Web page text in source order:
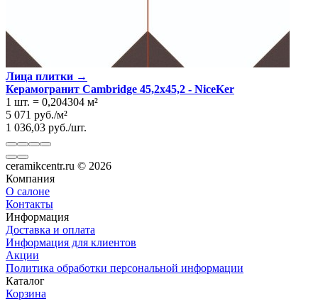
Лица плитки →
Керамогранит Cambridge 45,2x45,2 - NiceKer
1 шт. = 0,204304 м²
5 071 руб./м²
1 036,03 руб./шт.
ceramikcentr.ru © 2026
Компания
О салоне
Контакты
Информация
Доставка и оплата
Информация для клиентов
Акции
Политика обработки персональной информации
Каталог
Корзина